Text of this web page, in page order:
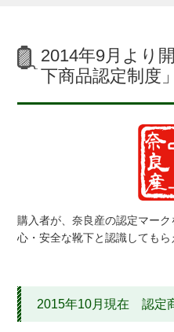
2014年9月より
下商品認定制度」
購入者が、奈良産の認定マー
心・安全な靴下と認識してもら
2015年10月現在 認定